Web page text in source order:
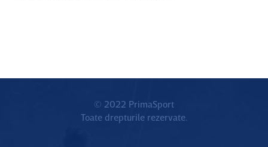
© 2022 PrimaSport
Toate drepturile rezervate.